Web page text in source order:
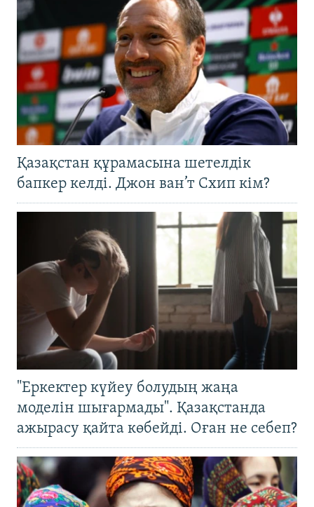
Қазақстан құрамасына шетелдік
бапкер келді. Джон ван’т Схип кім?
"Еркектер күйеу болудың жаңа
моделін шығармады". Қазақстанда
ажырасу қайта көбейді. Оған не себеп?